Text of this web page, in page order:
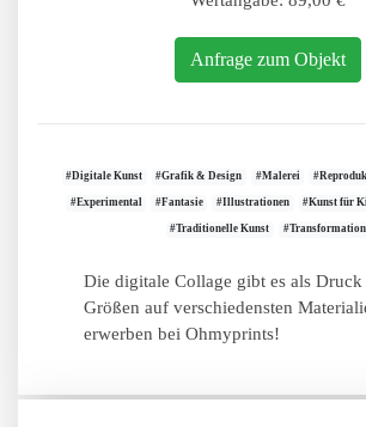
Anfrage zum Objekt
#Digitale Kunst #Grafik & Design #Malerei
#Experimental #Fantasie #Illustrationen #Kunst für
#Traditionelle Kunst #Transformation
Die digitale Collage gibt es als
Größen auf verschiedensten
erwerben bei Ohmyprints!